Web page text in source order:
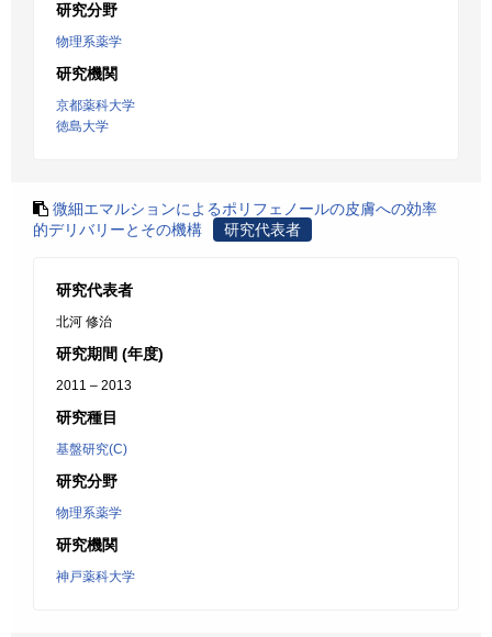
研究分野
物理系薬学
研究機関
京都薬科大学
徳島大学
微細エマルションによるポリフェノールの皮膚への効率
的デリバリーとその機構
研究代表者
研究代表者
北河 修治
研究期間 (年度)
2011 – 2013
研究種目
基盤研究(C)
研究分野
物理系薬学
研究機関
神戸薬科大学